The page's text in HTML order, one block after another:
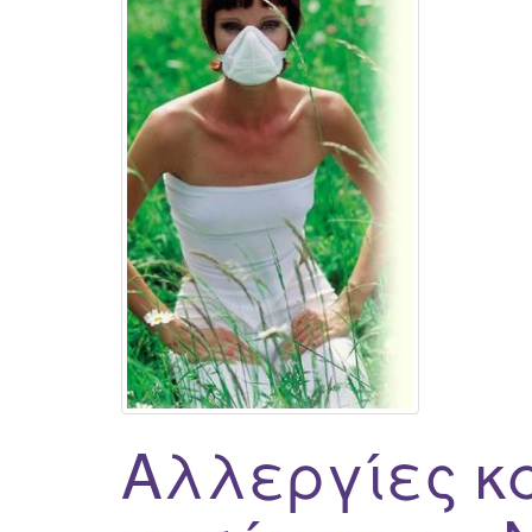
Αλλεργίες